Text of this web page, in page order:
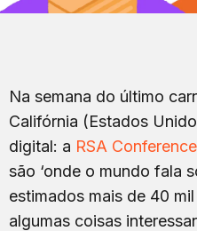
Na semana do último
Califórnia (Estados
digital: a RSA Conference
são ‘onde o mundo fala
estimados mais de 40
algumas coisas